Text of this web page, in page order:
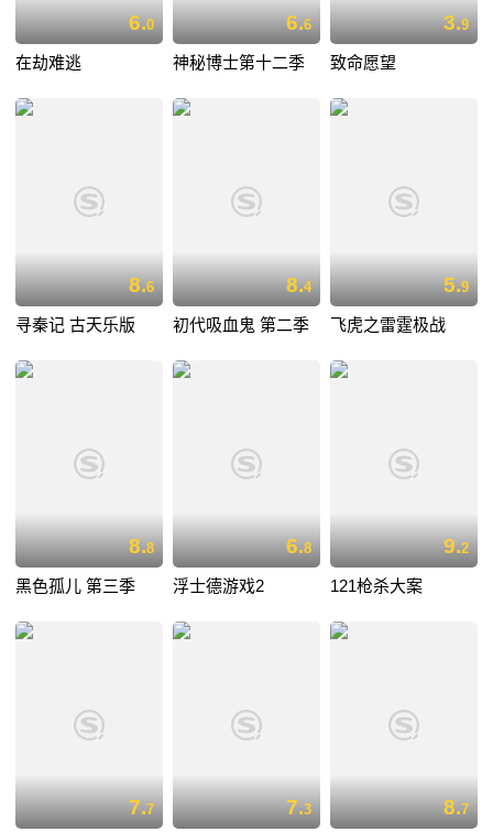
6.0
在劫难逃
6.6
神秘博士第十二季
3.9
致命愿望
8.6
寻秦记 古天乐版
8.4
初代吸血鬼 第二季
5.9
飞虎之雷霆极战
8.8
黑色孤儿 第三季
6.8
浮士德游戏2
9.2
121枪杀大案
7.7 7.3 8.7